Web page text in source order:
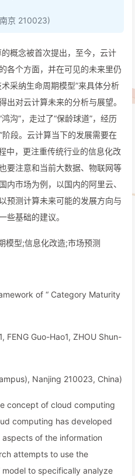
京 210023)
概念被首次提出，至今，云计
各个方面，并在可见的未来里仍
采纳生命周期模型”来具体分析
出对云计算未来的分析与展望。
沟”，走过了“保龄球道”，经历
阶段。云计算当下的发展需要在
中，更注重传统行业的信息化改
要注意和当前大数据、物联网等
内市场为例，以国内的阿里云、
预测计算未来可能的发展方向与
些基础的建议。
模型;信息化改造;市场预测
of “ Category Maturity
FENG Guo-Hao1, ZHOU Shun-
Nanjing 210023, China)
concept of cloud computing
computing has developed
of the information
attempts to use the
to specifically analyze